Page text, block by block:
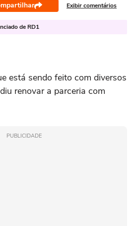
Exibir comentários
de RD1
está sendo feito com diversos
renovar a parceria com
PUBLICIDADE